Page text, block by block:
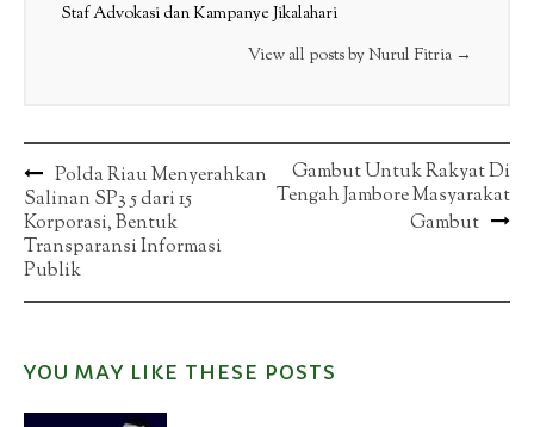
Staf Advokasi dan Kampanye Jikalahari
View all posts by Nurul Fitria →
Post
navigation
Polda Riau Menyerahkan
Salinan SP3 5 dari 15
Korporasi, Bentuk
Transparansi Informasi
Publik
Gambut Untuk Rakyat Di
Tengah Jambore Masyarakat
Gambut
YOU MAY LIKE THESE POSTS